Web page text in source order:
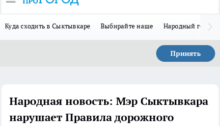
Куда сходить в Сыктывкаре Выбирайте наше Народный герой
Принять
Народная новость: Мэр Сыктывкара
нарушает Правила дорожного